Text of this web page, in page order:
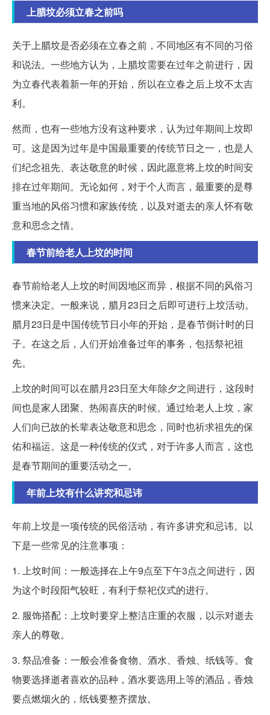
上腊坟必须立春之前吗
关于上腊坟是否必须在立春之前，不同地区有不同的习俗
和说法。一些地方认为，上腊坟需要在过年之前进行，因
为立春代表着新一年的开始，所以在立春之后上坟不太吉
利。
然而，也有一些地方没有这种要求，认为过年期间上坟即
可。这是因为过年是中国最重要的传统节日之一，也是人
们纪念祖先、表达敬意的时候，因此愿意将上坟的时间安
排在过年期间。无论如何，对于个人而言，最重要的是尊
重当地的风俗习惯和家族传统，以及对逝去的亲人怀有敬
意和思念之情。
春节前给老人上坟的时间
春节前给老人上坟的时间因地区而异，根据不同的风俗习
惯来决定。一般来说，腊月23日之后即可进行上坟活动。
腊月23日是中国传统节日小年的开始，是春节倒计时的日
子。在这之后，人们开始准备过年的事务，包括祭祀祖
先。
上坟的时间可以在腊月23日至大年除夕之间进行，这段时
间也是家人团聚、热闹喜庆的时候。通过给老人上坟，家
人们向已故的长辈表达敬意和思念，同时也祈求祖先的保
佑和福运。这是一种传统的仪式，对于许多人而言，这也
是春节期间的重要活动之一。
年前上坟有什么讲究和忌讳
年前上坟是一项传统的民俗活动，有许多讲究和忌讳。以
下是一些常见的注意事项：
1. 上坟时间：一般选择在上午9点至下午3点之间进行，因
为这个时段阳气较旺，有利于祭祀仪式的进行。
2. 服饰搭配：上坟时要穿上整洁庄重的衣服，以示对逝去
亲人的尊敬。
3. 祭品准备：一般会准备食物、酒水、香烛、纸钱等。食
物要选择逝者喜欢的品种，酒水要选用上等的酒品，香烛
要点燃烟火的，纸钱要整齐摆放。